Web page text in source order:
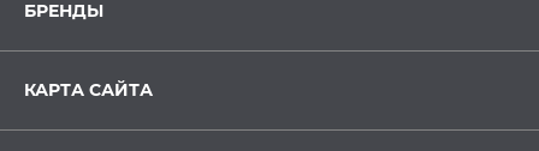
БРЕНДЫ
КАРТА САЙТА